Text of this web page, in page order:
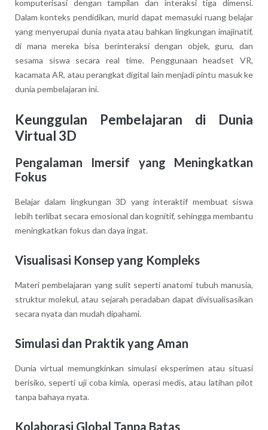
komputerisasi dengan tampilan dan interaksi tiga dimensi.
Dalam konteks pendidikan, murid dapat memasuki ruang belajar
yang menyerupai dunia nyata atau bahkan lingkungan imajinatif,
di mana mereka bisa berinteraksi dengan objek, guru, dan
sesama siswa secara real time. Penggunaan headset VR,
kacamata AR, atau perangkat digital lain menjadi pintu masuk ke
dunia pembelajaran ini.
Keunggulan Pembelajaran di Dunia
Virtual 3D
Pengalaman Imersif yang Meningkatkan
Fokus
Belajar dalam lingkungan 3D yang interaktif membuat siswa
lebih terlibat secara emosional dan kognitif, sehingga membantu
meningkatkan fokus dan daya ingat.
Visualisasi Konsep yang Kompleks
Materi pembelajaran yang sulit seperti anatomi tubuh manusia,
struktur molekul, atau sejarah peradaban dapat divisualisasikan
secara nyata dan mudah dipahami.
Simulasi dan Praktik yang Aman
Dunia virtual memungkinkan simulasi eksperimen atau situasi
berisiko, seperti uji coba kimia, operasi medis, atau latihan pilot
tanpa bahaya nyata.
Kolaborasi Global Tanpa Batas